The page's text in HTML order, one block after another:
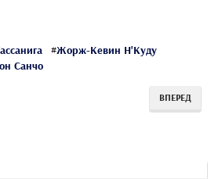
#Жорж-Кевин Н'Куду
Санчо
ВПЕРЕД